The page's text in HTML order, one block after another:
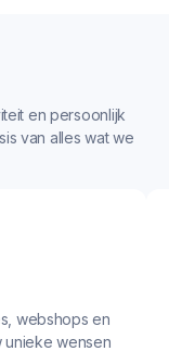
en persoonlijk
van alles wat we
webshops en
unieke wensen